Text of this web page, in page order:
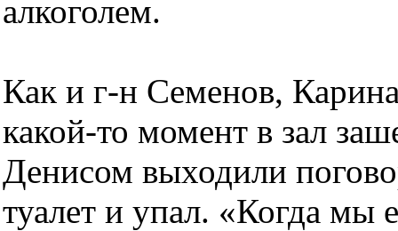
алкоголем.
Как и г-н Семенов,
какой-то момент в зал
Денисом выходили
туалет и упал. «Когда